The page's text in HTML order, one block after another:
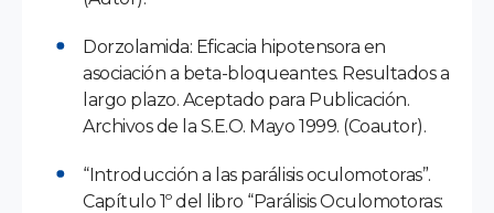
Dorzolamida: Eficacia hipotensora en
asociación a beta-bloqueantes. Resultados a
largo plazo. Aceptado para Publicación.
Archivos de la S.E.O. Mayo 1999. (Coautor).
“Introducción a las parálisis oculomotoras”.
Capítulo 1º del libro “Parálisis Oculomotoras: